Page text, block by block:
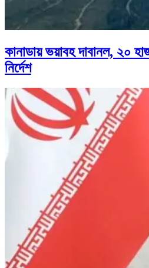
কানাডায় ভয়াবহ দাবানল, ২০
নির্দেশ